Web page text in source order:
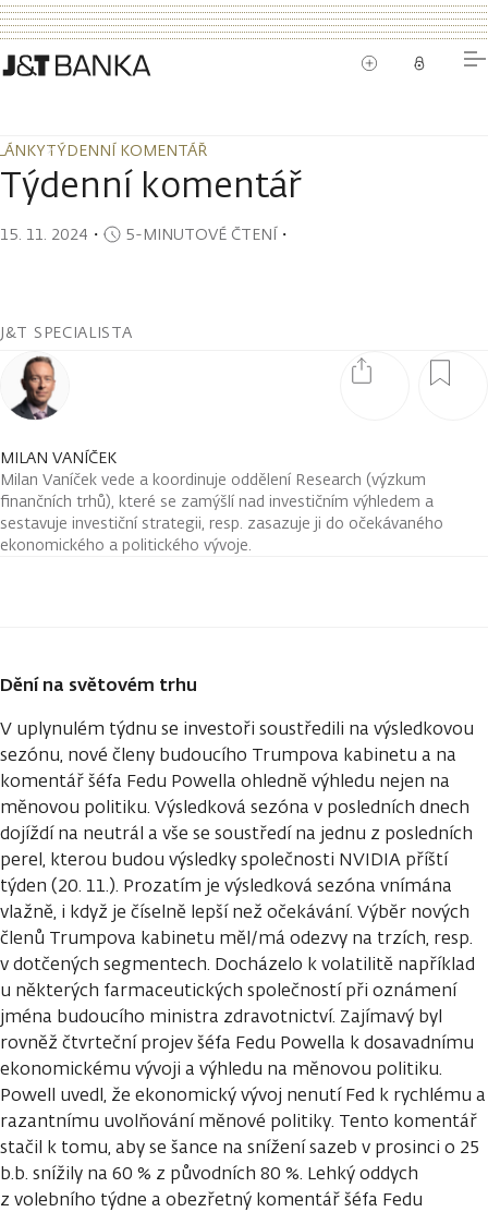
TÝDENNÍ KOMENTÁŘ
TÝDENNÍ KOMENTÁŘ
Týdenní komentář
15. 11. 2024 ・ 5-MINUTOVÉ ČTENÍ・
J&T SPECIALISTA
MILAN VANÍČEK
Milan Vaníček vede a koordinuje oddělení Research (výzkum
finančních trhů), které se zamýšlí nad investičním výhledem a
sestavuje investiční strategii, resp. zasazuje ji do očekávaného
ekonomického a politického vývoje.
Dění na světovém trhu
V uplynulém týdnu se investoři soustředili na výsledkovou
sezónu, nové členy budoucího Trumpova kabinetu a na
komentář šéfa Fedu Powella ohledně výhledu nejen na
měnovou politiku. Výsledková sezóna v posledních dnech
dojíždí na neutrál a vše se soustředí na jednu z posledních
perel, kterou budou výsledky společnosti NVIDIA příští
týden (20. 11.). Prozatím je výsledková sezóna vnímána
vlažně, i když je číselně lepší než očekávání. Výběr nových
členů Trumpova kabinetu měl/má odezvy na trzích, resp.
v dotčených segmentech. Docházelo k volatilitě například
u některých farmaceutických společností při oznámení
jména budoucího ministra zdravotnictví. Zajímavý byl
rovněž čtvrteční projev šéfa Fedu Powella k dosavadnímu
ekonomickému vývoji a výhledu na měnovou politiku.
Powell uvedl, že ekonomický vývoj nenutí Fed k rychlému a
razantnímu uvolňování měnové politiky. Tento komentář
stačil k tomu, aby se šance na snížení sazeb v prosinci o 25
b.b. snížily na 60 % z původních 80 %. Lehký oddych
z volebního týdne a obezřetný komentář šéfa Fedu